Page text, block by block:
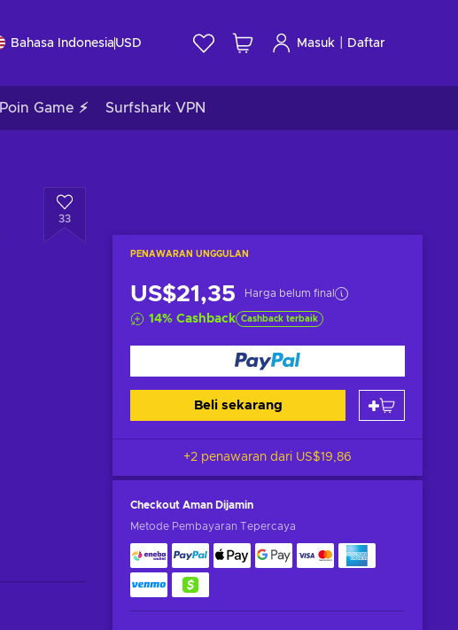
Bahasa Indonesia USD Masuk Daftar
Poin Game ⚡ Surfshark VPN
33
PENAWARAN UNGGULAN
US$21,35 Harga belum final
14% Cashback Cashback terbaik
Beli sekarang
+2 penawaran dari US$19,86
Checkout Aman Dijamin
Metode Pembayaran Tepercaya